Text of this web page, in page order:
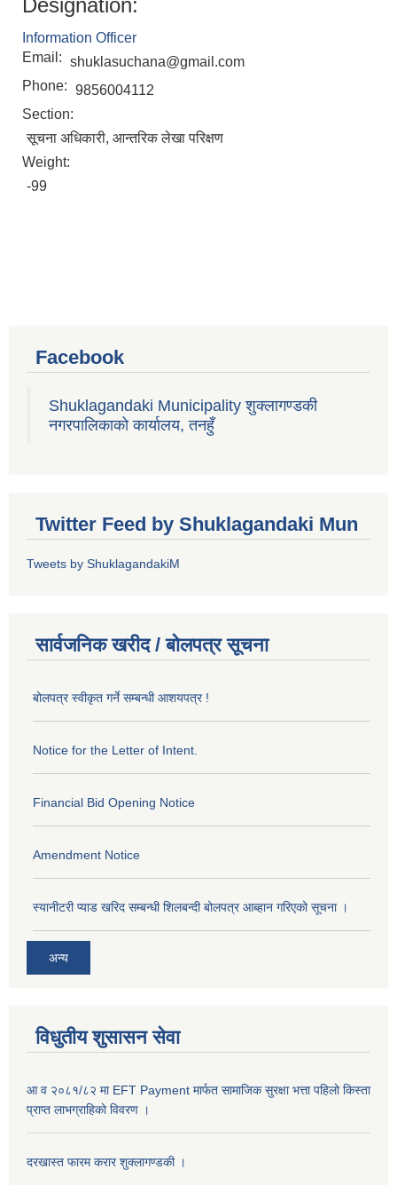
Designation:
Information Officer
Email: shuklasuchana@gmail.com
Phone: 9856004112
Section:
सूचना अधिकारी, आन्तरिक लेखा परिक्षण
Weight:
-99
Facebook
Shuklagandaki Municipality शुक्लागण्डकी
नगरपालिकाको कार्यालय, तनहुँ
Twitter Feed by Shuklagandaki Mun
Tweets by ShuklagandakiM
सार्वजनिक खरीद / बोलपत्र सूचना
बोलपत्र स्वीकृत गर्ने सम्बन्धी आशयपत्र !
Notice for the Letter of Intent.
Financial Bid Opening Notice
Amendment Notice
स्यानीटरी प्याड खरिद सम्बन्धी शिलबन्दी बोलपत्र आब्हान गरिएको सूचना ।
अन्य
विधुतीय शुसासन सेवा
आ व २०८१/८२ मा EFT Payment मार्फत सामाजिक सुरक्षा भत्ता पहिलो किस्ता
प्राप्त लाभग्राहिकाे विवरण ।
दरखास्त फारम करार शुक्लागण्डकी ।